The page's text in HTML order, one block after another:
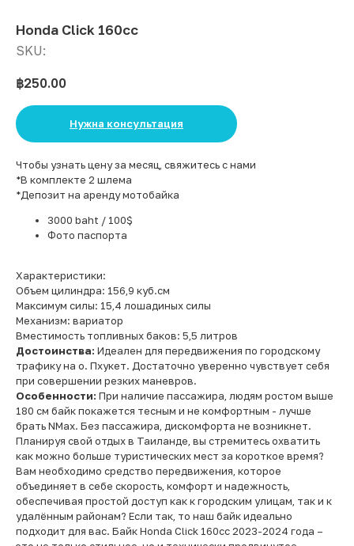
Honda Click 160cc
SKU:
฿250.00
Нужна консультация
Чтобы узнать цену за месяц, свяжитесь с нами
*В комплекте 2 шлема
*Депозит на аренду мотобайка
3000 baht / 100$
Фото паспорта
Характеристики:
Объем цилиндра: 156,9 куб.см
Максимум силы: 15,4 лошадиных силы
Механизм: вариатор
Вместимость топливных баков: 5,5 литров
Достоинства: Идеален для передвижения по городскому
трафику на о. Пхукет. Достаточно уверенно чувствует себя
при совершении резких маневров.
Особенности: При наличие пассажира, людям ростом выше
180 см байк покажется тесным и не комфортным - лучше
брать NMax. Без пассажира, дискомфорта не возникнет.
Планируя свой отдых в Таиланде, вы стремитесь охватить
как можно больше туристических мест за короткое время?
Вам необходимо средство передвижения, которое
объединяет в себе скорость, комфорт и надежность,
обеспечивая простой доступ как к городским улицам, так и к
удалённым районам? Если так, то наш байк идеально
подходит для вас. Байк Honda Click 160cc 2023-2024 года –